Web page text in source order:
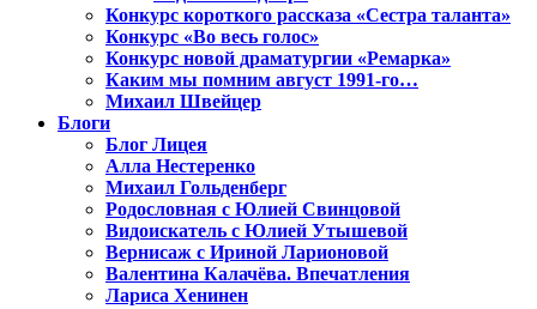
Конкурс короткого рассказа «Сестра таланта»
Конкурс «Во весь голос»
Конкурс новой драматургии «Ремарка»
Каким мы помним август 1991-го…
Михаил Швейцер
Блоги
Блог Лицея
Алла Нестеренко
Михаил Гольденберг
Родословная с Юлией Свинцовой
Видоискатель с Юлией Утышевой
Вернисаж с Ириной Ларионовой
Валентина Калачёва. Впечатления
Лариса Хенинен